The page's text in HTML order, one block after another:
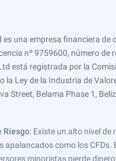
es una empresa financiera de
nº 9759600, número de
está registrada por la
la Ley de la Industria de
Street, Belama Phase 1,
Riesgo: Existe un alto nivel de
apalancados como los CFDs.
minoristas pierde